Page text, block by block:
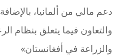
دعم مالي من ألمانيا،
والتعاون فيما يتعلق بنظام
والزراعة في أفغانستان»